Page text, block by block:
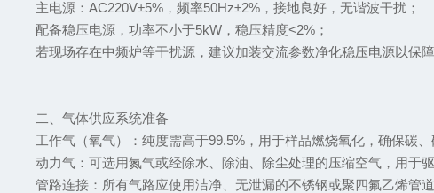
主电源：AC220V±5%，频率50Hz±2%，接地良好，无谐波干扰；
配备稳压电源，功率不小于5kW，稳压精度<2%；
若现场存在中频炉等干扰源，建议加装交流参数净化稳压电源以保
二、气体供应系统准备
工作气（氧气）‌：纯度需高于99.5%，用于样品燃烧氧化，确保碳
动力气‌：可选用氮气或经除水、除油、除尘处理的压缩空气，用于
管路连接‌：所有气路应使用洁净、无泄漏的不锈钢或聚四氟乙烯管